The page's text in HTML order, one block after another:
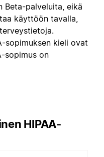
Beta-palveluita, eikä
käyttöön tavalla,
sopimuksen kieli ovat
sopimus on
HIPAA-